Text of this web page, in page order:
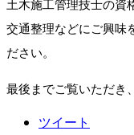
⼟⽊施⼯管理技⼠の資
交通整理などにご興味
ださい。
最後までご覧いただき
ツイート